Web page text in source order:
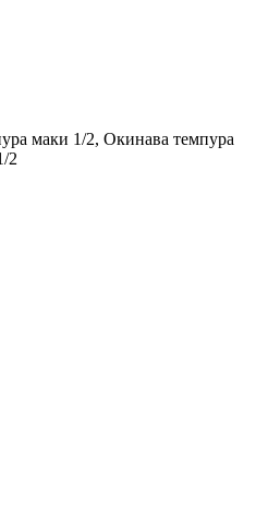
маки 1/2, Окинава темпура
2